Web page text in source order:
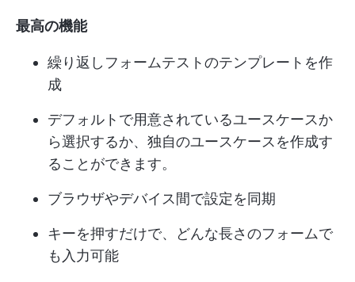
最高の機能
繰り返しフォームテストのテンプレートを作
成
デフォルトで用意されているユースケースか
ら選択するか、独自のユースケースを作成す
ることができます。
ブラウザやデバイス間で設定を同期
キーを押すだけで、どんな長さのフォームで
も入力可能